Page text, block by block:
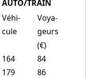
AUTO/TRAIN
Véhi-
cule
Voya-
geurs
(€)
164
84
179
86